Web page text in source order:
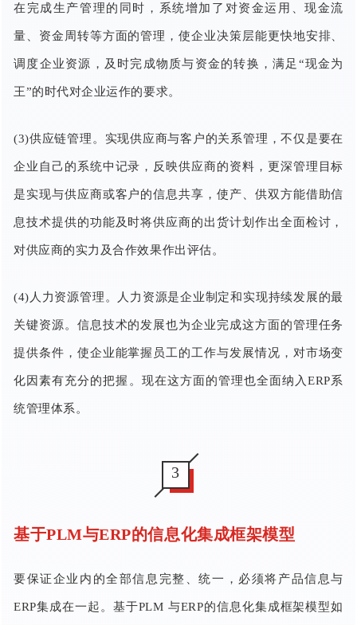
在完成生产管理的同时，系统增加了对资金运用、现金流
量、资金周转等方面的管理，使企业决策层能更快地安排、
调度企业资源，及时完成物质与资金的转换，满足“现金为
王”的时代对企业运作的要求。
(3)供应链管理。实现供应商与客户的关系管理，不仅是要在
企业自己的系统中记录，反映供应商的资料，更深管理目标
是实现与供应商或客户的信息共享，使产、供双方能借助信
息技术提供的功能及时将供应商的出货计划作出全面检讨，
对供应商的实力及合作效果作出评估。
(4)人力资源管理。人力资源是企业制定和实现持续发展的最
关键资源。信息技术的发展也为企业完成这方面的管理任务
提供条件，使企业能掌握员工的工作与发展情况，对市场变
化因素有充分的把握。现在这方面的管理也全面纳入ERP系
统管理体系。
3
基于PLM与ERP的信息化集成框架模型
要保证企业内的全部信息完整、统一，必须将产品信息与
ERP集成在一起。基于PLM 与ERP的信息化集成框架模型如